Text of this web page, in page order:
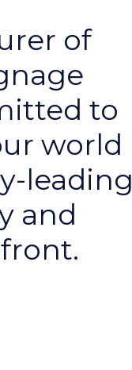
of
to
world
leading
and